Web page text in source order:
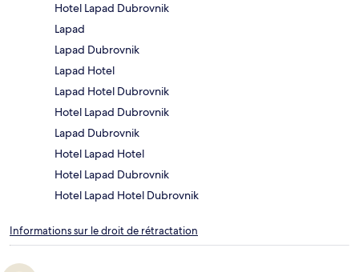
Hotel Lapad Dubrovnik
Lapad
Lapad Dubrovnik
Lapad Hotel
Lapad Hotel Dubrovnik
Hotel Lapad Dubrovnik
Lapad Dubrovnik
Hotel Lapad Hotel
Hotel Lapad Dubrovnik
Hotel Lapad Hotel Dubrovnik
Informations sur le droit de rétractation